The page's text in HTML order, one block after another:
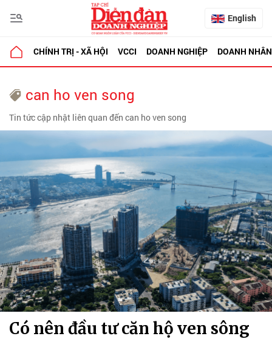
English
CHÍNH TRỊ - XÃ HỘI VCCI DOANH NGHIỆP DOANH NHÂN
can ho ven song
Tin tức cập nhật liên quan đến can ho ven song
Có nên đầu tư căn hộ ven sông